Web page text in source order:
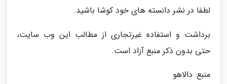
لطفا در نشر دانسته های خود کوشا باشید.
برداشت و استفاده غیرتجاری از مطالب این وب سایت،
حتی بدون ذکر منبع آزاد است.
منبع: دالاهو